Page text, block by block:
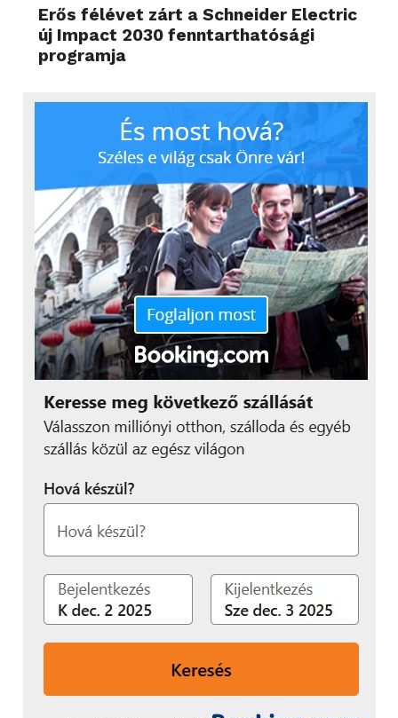
Erős félévet zárt a Schneider Electric
új Impact 2030 fenntarthatósági
programja